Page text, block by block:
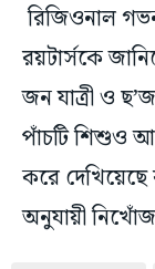
রিজিওনাল
রয়টার্সকে
জন যাত্রী ও
পাঁচটি শিশুও
করে
অনুযায়ী নিখোঁজ